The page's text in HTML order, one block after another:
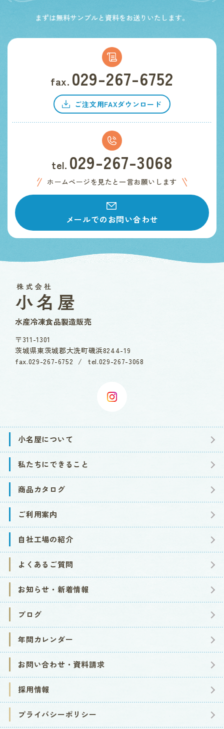
まずは無料サンプルと資料をお送りいたします。
fax. 029-267-6752
ご注文用FAXダウンロード
tel. 029-267-3068
ホームページを見たと一言お願いします
メールでのお問い合わせ
水産冷凍食品製造販売
〒311-1301
茨城県東茨城郡大洗町磯浜8244-19
fax.029-267-6752 / tel.029-267-3068
小名屋について
私たちにできること
商品カタログ
ご利用案内
自社工場の紹介
よくあるご質問
お知らせ・新着情報
ブログ
年間カレンダー
お問い合わせ・資料請求
採用情報
プライバシーポリシー